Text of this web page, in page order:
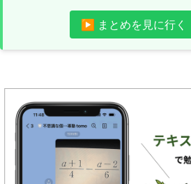
▶ まとめを見に行く